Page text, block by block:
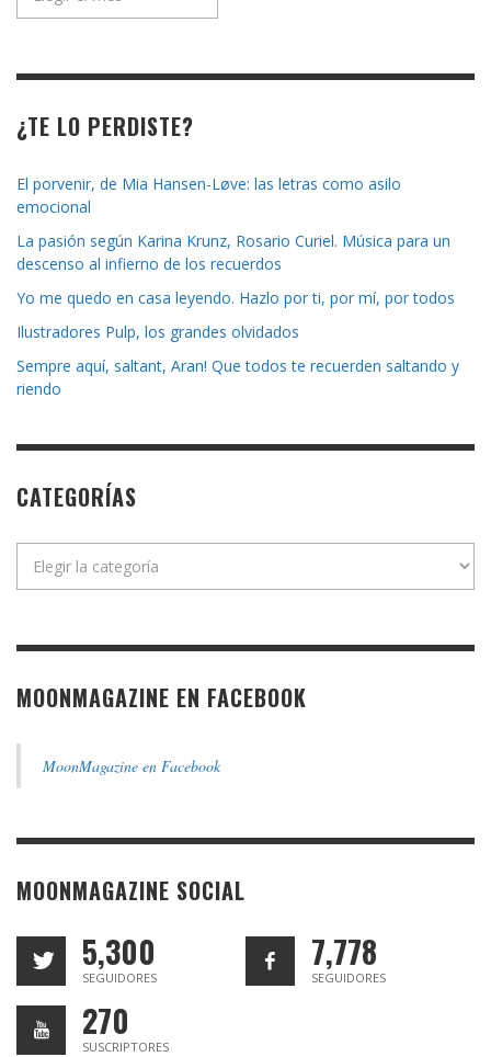
¿TE LO PERDISTE?
El porvenir, de Mia Hansen-Løve: las letras como asilo
emocional
La pasión según Karina Krunz, Rosario Curiel. Música para un
descenso al infierno de los recuerdos
Yo me quedo en casa leyendo. Hazlo por ti, por mí, por todos
Ilustradores Pulp, los grandes olvidados
Sempre aquí, saltant, Aran! Que todos te recuerden saltando y
riendo
CATEGORÍAS
MOONMAGAZINE EN FACEBOOK
MoonMagazine en Facebook
MOONMAGAZINE SOCIAL
5,300
SEGUIDORES
7,778
SEGUIDORES
270
SUSCRIPTORES